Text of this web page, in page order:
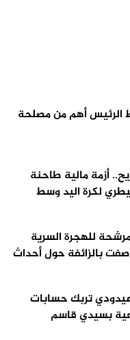
الرئيس أهم من مصلحة
أزمة مالية طاحنة
لكرة اليد وسط
للهجرة السرية
بالزائفة حول أحداث
تربك حسابات
بسيدي قاسم